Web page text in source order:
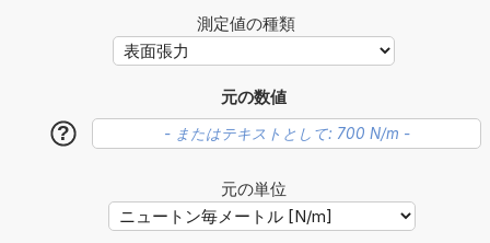
測定値の種類
元の数値
?
元の単位